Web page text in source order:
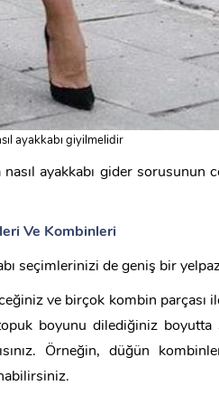
ayakkabı giyilmelidir
ayakkabı gider sorusunun
Ve Kombinleri
seçimlerinizi de geniş bir
ve birçok kombin parçası
boyunu dilediğiniz
Örneğin, düğün